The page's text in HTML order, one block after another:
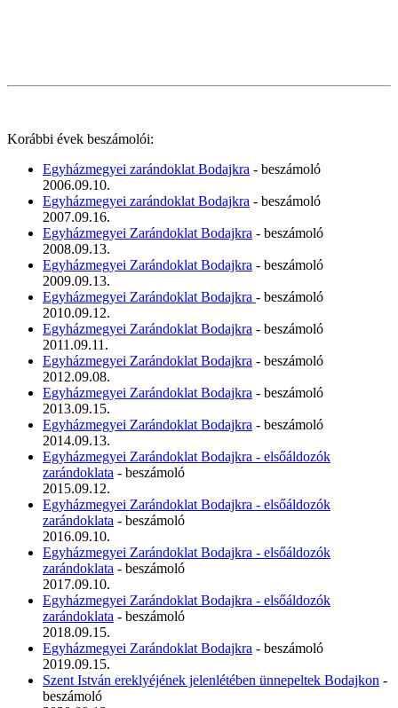
Korábbi évek beszámolói:
Egyházmegyei zarándoklat Bodajkra - beszámoló
2006.09.10.
Egyházmegyei zarándoklat Bodajkra - beszámoló
2007.09.16.
Egyházmegyei Zarándoklat Bodajkra - beszámoló
2008.09.13.
Egyházmegyei Zarándoklat Bodajkra - beszámoló
2009.09.13.
Egyházmegyei Zarándoklat Bodajkra - beszámoló
2010.09.12.
Egyházmegyei Zarándoklat Bodajkra - beszámoló
2011.09.11.
Egyházmegyei Zarándoklat Bodajkra - beszámoló
2012.09.08.
Egyházmegyei Zarándoklat Bodajkra - beszámoló
2013.09.15.
Egyházmegyei Zarándoklat Bodajkra - beszámoló
2014.09.13.
Egyházmegyei Zarándoklat Bodajkra - elsőáldozók
zarándoklata - beszámoló
2015.09.12.
Egyházmegyei Zarándoklat Bodajkra - elsőáldozók
zarándoklata - beszámoló
2016.09.10.
Egyházmegyei Zarándoklat Bodajkra - elsőáldozók
zarándoklata - beszámoló
2017.09.10.
Egyházmegyei Zarándoklat Bodajkra - elsőáldozók
zarándoklata - beszámoló
2018.09.15.
Egyházmegyei Zarándoklat Bodajkra - beszámoló
2019.09.15.
Szent István ereklyéjének jelenlétében ünnepeltek Bodajkon -
beszámoló